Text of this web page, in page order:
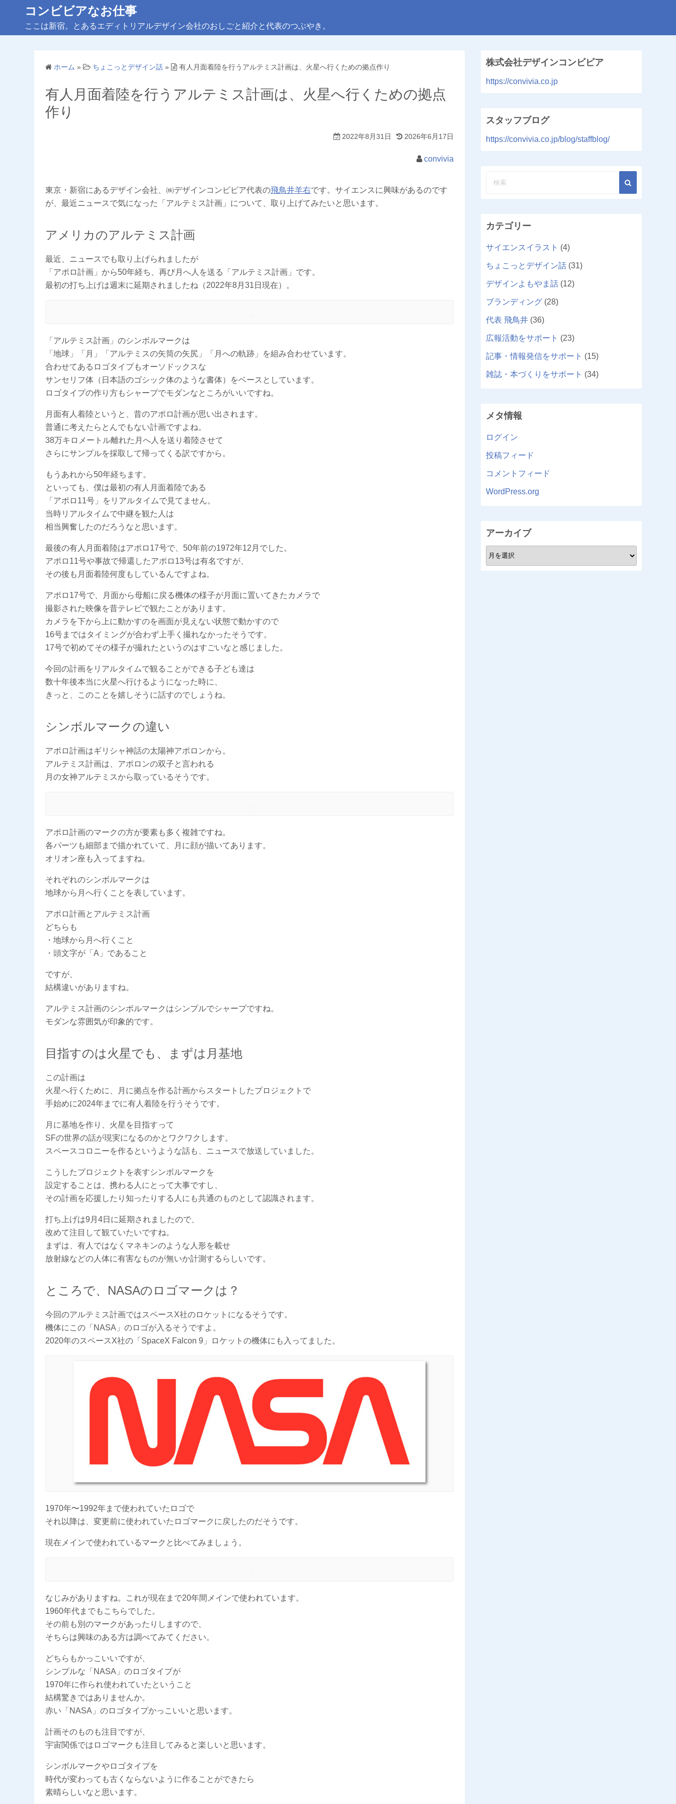
コンビビアなお仕事
ここは新宿。とあるエディトリアルデザイン会社のおしごと紹介と代表のつぶやき。
ホーム » ちょこっとデザイン話 » 有人月面着陸を行うアルテミス計画は、火星へ行くための拠点作り
有人月面着陸を行うアルテミス計画は、火星へ行くための拠点
作り
2022年8月31日 2026年6月17日
convivia
東京・新宿にあるデザイン会社、㈱デザインコンビビア代表の飛鳥井羊右です。サイエンスに興味があるのです
が、最近ニュースで気になった「アルテミス計画」について、取り上げてみたいと思います。
アメリカのアルテミス計画
最近、ニュースでも取り上げられましたが
「アポロ計画」から50年経ち、再び月へ人を送る「アルテミス計画」です。
最初の打ち上げは週末に延期されましたね（2022年8月31日現在）。
「アルテミス計画」のシンボルマークは
「地球」「月」「アルテミスの矢筒の矢尻」「月への軌跡」を組み合わせています。
合わせてあるロゴタイプもオーソドックスな
サンセリフ体（日本語のゴシック体のような書体）をベースとしています。
ロゴタイプの作り方もシャープでモダンなところがいいですね。
月面有人着陸というと、昔のアポロ計画が思い出されます。
普通に考えたらとんでもない計画ですよね。
38万キロメートル離れた月へ人を送り着陸させて
さらにサンプルを採取して帰ってくる訳ですから。
もうあれから50年経ちます。
といっても、僕は最初の有人月面着陸である
「アポロ11号」をリアルタイムで見てません。
当時リアルタイムで中継を観た人は
相当興奮したのだろうなと思います。
最後の有人月面着陸はアポロ17号で、50年前の1972年12月でした。
アポロ11号や事故で帰還したアポロ13号は有名ですが、
その後も月面着陸何度もしているんですよね。
アポロ17号で、月面から母船に戻る機体の様子が月面に置いてきたカメラで
撮影された映像を昔テレビで観たことがあります。
カメラを下から上に動かすのを画面が見えない状態で動かすので
16号まではタイミングが合わず上手く撮れなかったそうです。
17号で初めてその様子が撮れたというのはすごいなと感じました。
今回の計画をリアルタイムで観ることができる子ども達は
数十年後本当に火星へ行けるようになった時に、
きっと、このことを嬉しそうに話すのでしょうね。
シンボルマークの違い
アポロ計画はギリシャ神話の太陽神アポロンから。
アルテミス計画は、アポロンの双子と言われる
月の女神アルテミスから取っているそうです。
アポロ計画のマークの方が要素も多く複雑ですね。
各パーツも細部まで描かれていて、月に顔が描いてあります。
オリオン座も入ってますね。
それぞれのシンボルマークは
地球から月へ行くことを表しています。
アポロ計画とアルテミス計画
どちらも
・地球から月へ行くこと
・頭文字が「A」であること
ですが、
結構違いがありますね。
アルテミス計画のシンボルマークはシンプルでシャープですね。
モダンな雰囲気が印象的です。
目指すのは火星でも、まずは月基地
この計画は
火星へ行くために、月に拠点を作る計画からスタートしたプロジェクトで
手始めに2024年までに有人着陸を行うそうです。
月に基地を作り、火星を目指すって
SFの世界の話が現実になるのかとワクワクします。
スペースコロニーを作るというような話も、ニュースで放送していました。
こうしたプロジェクトを表すシンボルマークを
設定することは、携わる人にとって大事ですし、
その計画を応援したり知ったりする人にも共通のものとして認識されます。
打ち上げは9月4日に延期されましたので、
改めて注目して観ていたいですね。
まずは、有人ではなくマネキンのような人形を載せ
放射線などの人体に有害なものが無いか計測するらしいです。
ところで、NASAのロゴマークは？
今回のアルテミス計画ではスペースX社のロケットになるそうです。
機体にこの「NASA」のロゴが入るそうですよ。
2020年のスペースX社の「SpaceX Falcon 9」ロケットの機体にも入ってました。
1970年〜1992年まで使われていたロゴで
それ以降は、変更前に使われていたロゴマークに戻したのだそうです。
現在メインで使われているマークと比べてみましょう。
なじみがありますね。これが現在まで20年間メインで使われています。
1960年代までもこちらでした。
その前も別のマークがあったりしますので、
そちらは興味のある方は調べてみてください。
どちらもかっこいいですが、
シンプルな「NASA」のロゴタイプが
1970年に作られ使われていたということ
結構驚きではありませんか。
赤い「NASA」のロゴタイプかっこいいと思います。
計画そのものも注目ですが、
宇宙関係ではロゴマークも注目してみると楽しいと思います。
シンボルマークやロゴタイプを
時代が変わっても古くならないように作ることができたら
素晴らしいなと思います。
株式会社デザインコンビビア
https://convivia.co.jp
スタッフブログ
https://convivia.co.jp/blog/staffblog/
カテゴリー
サイエンスイラスト (4)
ちょこっとデザイン話 (31)
デザインよもやま話 (12)
ブランディング (28)
代表 飛鳥井 (36)
広報活動をサポート (23)
記事・情報発信をサポート (15)
雑誌・本づくりをサポート (34)
メタ情報
ログイン
投稿フィード
コメントフィード
WordPress.org
アーカイブ
ア
ー